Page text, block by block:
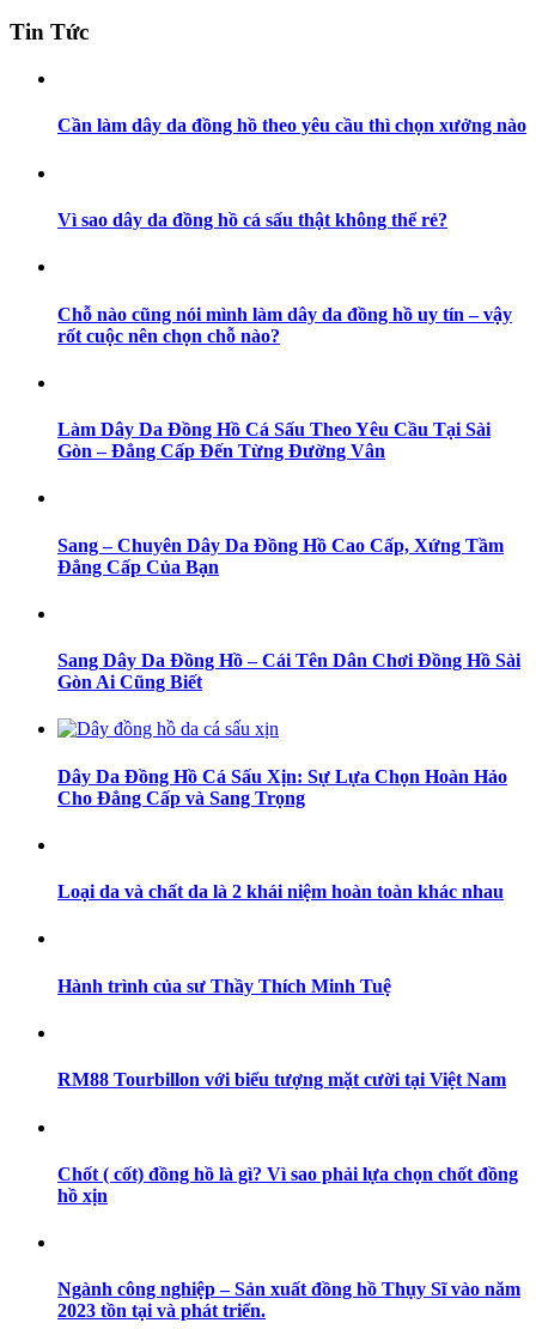
Tin Tức
Cần làm dây da đồng hồ theo yêu cầu thì chọn xưởng nào
Vì sao dây da đồng hồ cá sấu thật không thể rẻ?
Chỗ nào cũng nói mình làm dây da đồng hồ uy tín – vậy
rốt cuộc nên chọn chỗ nào?
Làm Dây Da Đồng Hồ Cá Sấu Theo Yêu Cầu Tại Sài
Gòn – Đẳng Cấp Đến Từng Đường Vân
Sang – Chuyên Dây Da Đồng Hồ Cao Cấp, Xứng Tầm
Đẳng Cấp Của Bạn
Sang Dây Da Đồng Hồ – Cái Tên Dân Chơi Đồng Hồ Sài
Gòn Ai Cũng Biết
Dây Da Đồng Hồ Cá Sấu Xịn: Sự Lựa Chọn Hoàn Hảo
Cho Đẳng Cấp và Sang Trọng
Loại da và chất da là 2 khái niệm hoàn toàn khác nhau
Hành trình của sư Thầy Thích Minh Tuệ
RM88 Tourbillon với biểu tượng mặt cười tại Việt Nam
Chốt ( cốt) đồng hồ là gì? Vì sao phải lựa chọn chốt đồng
hồ xịn
Ngành công nghiệp – Sản xuất đồng hồ Thụy Sĩ vào năm
2023 tồn tại và phát triển.